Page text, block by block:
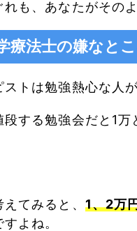
れも、あなたがその
療法士の嫌なと
ストは勉強熱心な人
段する勉強会だと1
えてみると、 1、2万
すよね。